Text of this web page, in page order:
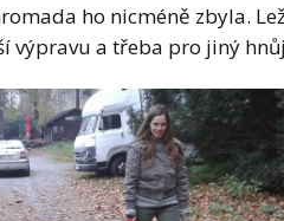
ho nicméně zbyla.
výpravu a třeba pro jiný